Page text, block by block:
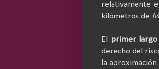
relativamente
kilómetros de
El primer largo
derecho del
la